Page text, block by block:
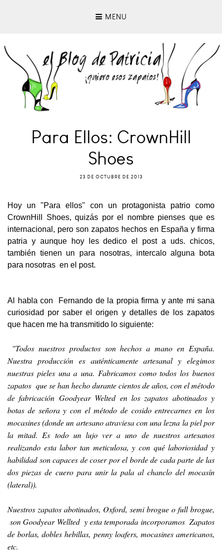
MENU
Para Ellos: CrownHill
Shoes
23 DE OCTUBRE DE 2013
Hoy un "Para ellos" con un protagonista patrio como
CrownHill Shoes, quizás por el nombre pienses que es
internacional, pero son zapatos hechos en España y firma
patria y aunque hoy les dedico el post a uds. chicos,
también tienen un para nosotras, intercalo alguna bota
para nosotras en el post.
Al habla con Fernando de la propia firma y ante mi sana
curiosidad por saber el origen y detalles de los zapatos
que hacen me ha transmitido lo siguiente:
"Todos nuestros productos son hechos a mano en España.
Nuestra producción es auténticamente artesanal y elegimos
nuestras pieles una a una. Fabricamos como todos los buenos
zapatos que se han hecho durante cientos de años, con el método
de fabricación Goodyear Welted en los zapatos abotinados y
botas de señora y con el método de cosido entrecarnes en los
mocasines (donde un artesano atraviesa con una lezna la piel por
la mitad. Es todo un lujo ver a uno de nuestros artesanos
realizando esta labor tan meticulosa, y con qué laboriosidad y
habilidad son capaces de coser por el borde de cada parte de las
dos piezas de cuero para unir la pala al chanclo del mocasín
(lateral)).
Nuestros zapatos abotinados, Oxford, semi brogue o full brogue,
son Goodyear Wellted y esta temporada incorporamos Zapatos
de borlas, dobles hebillas, penny loafers, mocasines americanos,
etc.